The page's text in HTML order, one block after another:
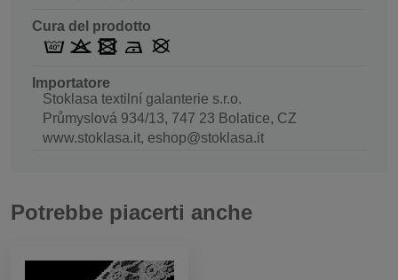
Cura del prodotto
Importatore
Stoklasa textilní galanterie s.r.o.
Průmyslová 934/13, 747 23 Bolatice, CZ
www.stoklasa.it, eshop@stoklasa.it
Potrebbe piacerti anche